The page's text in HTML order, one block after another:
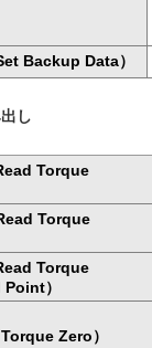
Backup Data）
し
Torque
Torque
Torque
）
Torque Zero）